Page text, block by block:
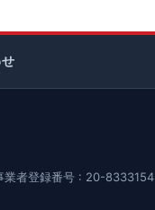
業者登録番号 : 20-8333154